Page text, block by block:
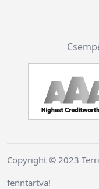
Copyright © 2023
fenntartva!